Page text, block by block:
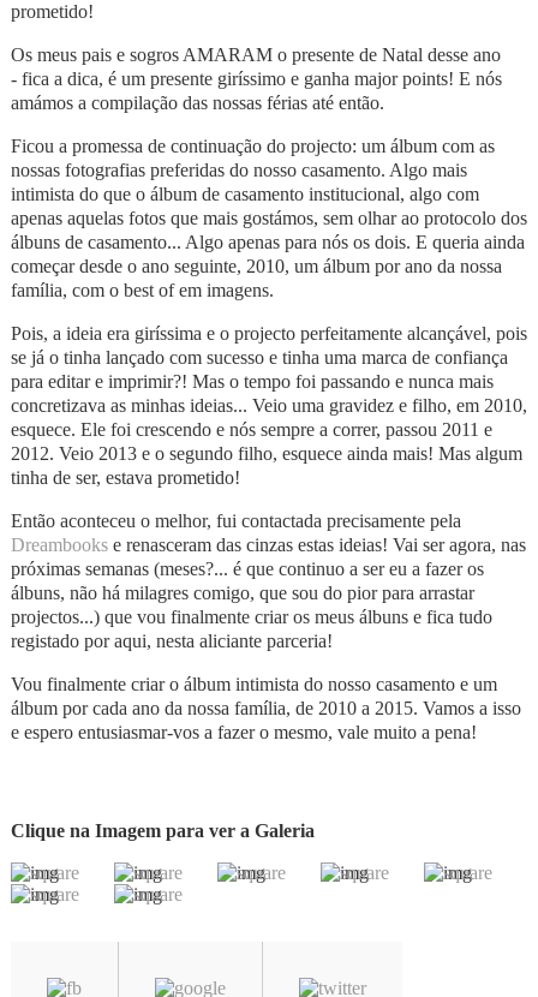
prometido!
Os meus pais e sogros AMARAM o presente de Natal desse ano
- fica a dica, é um presente giríssimo e ganha major points! E nós
amámos a compilação das nossas férias até então.
Ficou a promessa de continuação do projecto: um álbum com as
nossas fotografias preferidas do nosso casamento. Algo mais
intimista do que o álbum de casamento institucional, algo com
apenas aquelas fotos que mais gostámos, sem olhar ao protocolo dos
álbuns de casamento... Algo apenas para nós os dois. E queria ainda
começar desde o ano seguinte, 2010, um álbum por ano da nossa
família, com o best of em imagens.
Pois, a ideia era giríssima e o projecto perfeitamente alcançável, pois
se já o tinha lançado com sucesso e tinha uma marca de confiança
para editar e imprimir?! Mas o tempo foi passando e nunca mais
concretizava as minhas ideias... Veio uma gravidez e filho, em 2010,
esquece. Ele foi crescendo e nós sempre a correr, passou 2011 e
2012. Veio 2013 e o segundo filho, esquece ainda mais! Mas algum
tinha de ser, estava prometido!
Então aconteceu o melhor, fui contactada precisamente pela
Dreambookse renasceram das cinzas estas ideias! Vai ser agora, nas
próximas semanas (meses?... é que continuo a ser eu a fazer os
álbuns, não há milagres comigo, que sou do pior para arrastar
projectos...) que vou finalmente criar os meus álbuns e fica tudo
registado por aqui, nesta aliciante parceria!
Vou finalmente criar o álbum intimista do nosso casamento e um
álbum por cada ano da nossa família, de 2010 a 2015. Vamos a isso
e espero entusiasmar-vos a fazer o mesmo, vale muito a pena!
Clique na Imagem para ver a Galeria